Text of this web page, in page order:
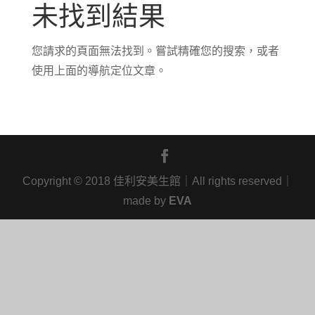
未找到結果
您請求的頁面無法找到。嘗試精確您的搜索，或者
使用上面的導航定位文章。
Copyright ©2018 佳利安美生館｜All rights reserved｜
made by EVA